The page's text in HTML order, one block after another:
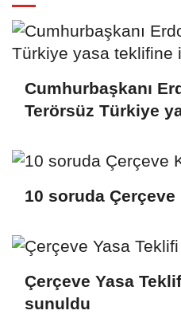
Cumhurbaşkanı
Terörsüz Türkiye
10 soruda
Çerçeve Yasa
sunuldu